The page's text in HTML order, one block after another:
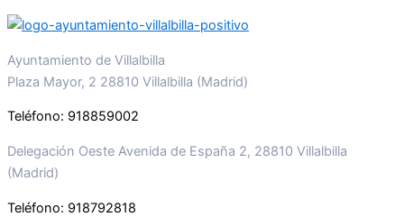
Ayuntamiento de Villalbilla
Plaza Mayor, 2 28810 Villalbilla (Madrid)
Teléfono: 918859002
Delegación Oeste Avenida de España 2, 28810 Villalbilla
(Madrid)
Teléfono: 918792818